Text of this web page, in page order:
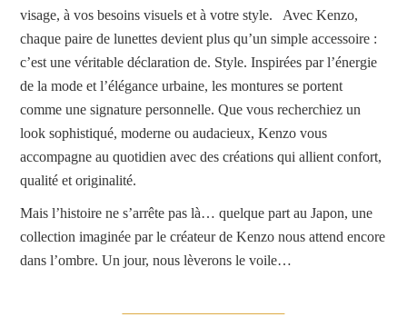
visage, à vos besoins visuels et à votre style. Avec Kenzo,
chaque paire de lunettes devient plus qu’un simple accessoire :
c’est une véritable déclaration de. Style. Inspirées par l’énergie
de la mode et l’élégance urbaine, les montures se portent
comme une signature personnelle. Que vous recherchiez un
look sophistiqué, moderne ou audacieux, Kenzo vous
accompagne au quotidien avec des créations qui allient confort,
qualité et originalité.
Mais l’histoire ne s’arrête pas là… quelque part au Japon, une
collection imaginée par le créateur de Kenzo nous attend encore
dans l’ombre. Un jour, nous lèverons le voile…